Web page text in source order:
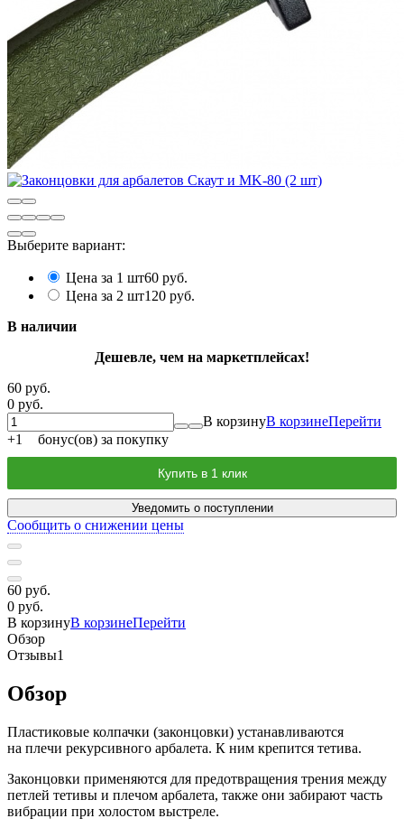
Выберите вариант:
Цена за 1 шт60 руб.
Цена за 2 шт120 руб.
В наличии
Дешевле, чем на маркетплейсах!
60 руб.
0 руб.
В корзинуВ корзинеПерейти
+1 бонус(ов) за покупку
Купить в 1 клик
Уведомить о поступлении
Сообщить о снижении цены
60 руб.
0 руб.
В корзинуВ корзинеПерейти
Обзор
Отзывы1
Обзор
Пластиковые колпачки (законцовки) устанавливаются
на плечи рекурсивного арбалета. К ним крепится тетива.
Законцовки применяются для предотвращения трения между
петлей тетивы и плечом арбалета, также они забирают часть
вибрации при холостом выстреле.